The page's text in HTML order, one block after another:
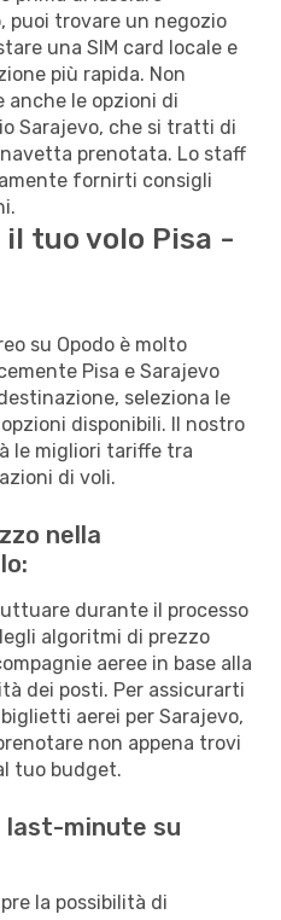
puoi trovare un negozio
una SIM card locale e
più rapida. Non
le opzioni di
Sarajevo, che si tratti di
prenotata. Lo staff
fornirti consigli
tuo volo Pisa -
su Opodo è molto
Pisa e Sarajevo
seleziona le
disponibili. Il nostro
le migliori tariffe tra
di voli.
nella
durante il processo
algoritmi di prezzo
aeree in base alla
dei posti. Per assicurarti
aerei per Sarajevo,
non appena trovi
tuo budget.
last-minute su
la possibilità di